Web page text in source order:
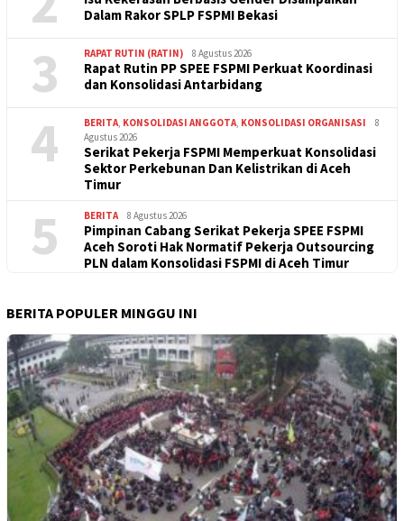
Dalam Rakor SPLP FSPMI Bekasi
3 RAPAT RUTIN (RATIN) 8 Agustus 2026
Rapat Rutin PP SPEE FSPMI Perkuat Koordinasi
dan Konsolidasi Antarbidang
4 BERITA, KONSOLIDASI ANGGOTA, KONSOLIDASI ORGANISASI
8
Agustus 2026
Serikat Pekerja FSPMI Memperkuat Konsolidasi
Sektor Perkebunan Dan Kelistrikan di Aceh
Timur
5 BERITA 8 Agustus 2026
Pimpinan Cabang Serikat Pekerja SPEE FSPMI
Aceh Soroti Hak Normatif Pekerja Outsourcing
PLN dalam Konsolidasi FSPMI di Aceh Timur
BERITA POPULER MINGGU INI